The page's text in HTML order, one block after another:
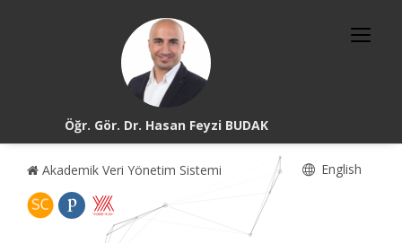
Öğr. Gör. Dr. Hasan Feyzi BUDAK
Akademik Veri Yönetim Sistemi English